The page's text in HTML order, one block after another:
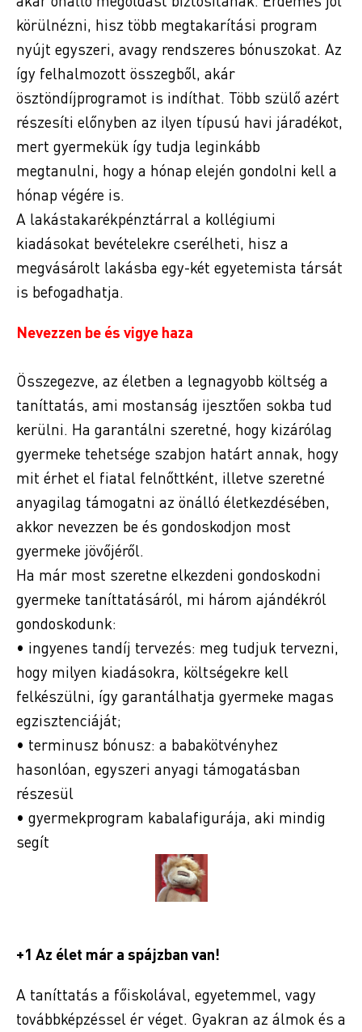
körülnézni, hisz több megtakarítási program
nyújt egyszeri, avagy rendszeres bónuszokat. Az
így felhalmozott összegből, akár
ösztöndíjprogramot is indíthat. Több szülő azért
részesíti előnyben az ilyen típusú havi járadékot,
mert gyermekük így tudja leginkább
megtanulni, hogy a hónap elején gondolni kell a
hónap végére is.
A lakástakarékpénztárral a kollégiumi
kiadásokat bevételekre cserélheti, hisz a
megvásárolt lakásba egy-két egyetemista társát
is befogadhatja.
Nevezzen be és vigye haza
Összegezve, az életben a legnagyobb költség a
taníttatás, ami mostanság ijesztően sokba tud
kerülni. Ha garantálni szeretné, hogy kizárólag
gyermeke tehetsége szabjon határt annak, hogy
mit érhet el fiatal felnőttként, illetve szeretné
anyagilag támogatni az önálló életkezdésében,
akkor nevezzen be és gondoskodjon most
gyermeke jövőjéről.
Ha már most szeretne elkezdeni gondoskodni
gyermeke taníttatásáról, mi három ajándékról
gondoskodunk:
• ingyenes tandíj tervezés: meg tudjuk tervezni,
hogy milyen kiadásokra, költségekre kell
felkészülni, így garantálhatja gyermeke magas
egzisztenciáját;
• terminusz bónusz: a babakötvényhez
hasonlóan, egyszeri anyagi támogatásban
részesül
• gyermekprogram kabalafigurája, aki mindig
segít
+1 Az élet már a spájzban van!
A taníttatás a főiskolával, egyetemmel, vagy
továbbképzéssel ér véget. Gyakran az álmok és a